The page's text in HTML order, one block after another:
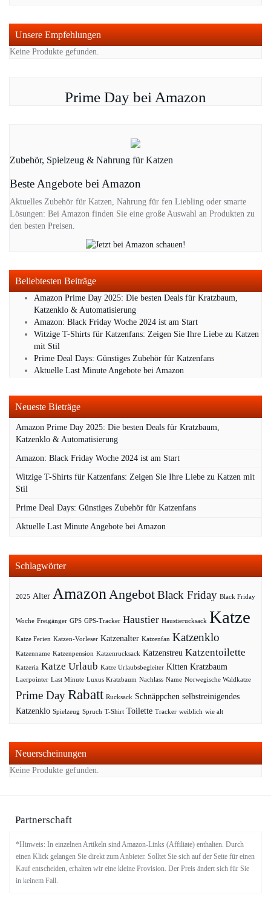
Unsere Empfehlungen
Keine Produkte gefunden.
Prime Day bei Amazon
Zubehör, Spielzeug & Nahrung für Katzen
Beste Angebote bei Amazon
Aktuelles Zubehör für Katzen, Nahrung für fen Liebling oder smarte
Lösungen: Bei Amazon finden Sie eine große Auswahl an Produkten zu
den besten Preisen.
Beliebtesten Beiträge
Amazon Prime Day 2025: Die besten Deals für Kratzbaum,
Katzenklo & Automatisierung
Amazon: Black Friday Woche 2024 ist am Start
Witzige T-Shirts für Katzenfans: Zeigen Sie Ihre Liebe zu Katzen
mit Stil
Prime Deal Days: Günstiges Zubehör für Katzenfans
Aktuelle Last Minute Angebote bei Amazon
Neueste Bieträge
Amazon Prime Day 2025: Die besten Deals für Kratzbaum,
Katzenklo & Automatisierung
Amazon: Black Friday Woche 2024 ist am Start
Witzige T-Shirts für Katzenfans: Zeigen Sie Ihre Liebe zu Katzen mit
Stil
Prime Deal Days: Günstiges Zubehör für Katzenfans
Aktuelle Last Minute Angebote bei Amazon
Schlagwörter
2025 Alter Amazon AngebotBlack Friday Black Friday
Woche Freigänger GPS GPS-Tracker Haustier Haustierucksack Katze
Katze Ferien Katzen-Vorleser Katzenalter Katzenfan Katzenklo
Katzenname Katzenpension Katzenrucksack Katzenstreu Katzentoilette
Katzeria Katze Urlaub Katze Urlaubsbegleiter Kitten Kratzbaum
Laerpointer Last Minute Luxus Kratzbaum Nachlass Name Norwegische Waldkatze
Prime DayRabatt Rucksack Schnäppchen selbstreinigendes
Katzenklo Spielzeug Spruch T-Shirt Toilette Tracker weiblich wie alt
Neuerscheinungen
Keine Produkte gefunden.
Partnerschaft
*Hinweis: In einzelnen Artikeln sind Amazon-Links (Affiliate) enthalten. Durch
einen Klick gelangen Sie direkt zum Anbieter. Solltet Sie sich auf der Seite für einen
Kauf entscheiden, erhalten wir eine kleine Provision. Der Preis ändert sich für Sie
in keinem Fall.